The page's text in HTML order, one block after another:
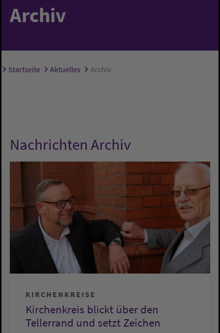
Archiv
Sie sind hier:
Startseite Aktuelles Archiv
Nachrichten Archiv
KIRCHENKREISE
Kirchenkreis blickt über den
Tellerrand und setzt Zeichen